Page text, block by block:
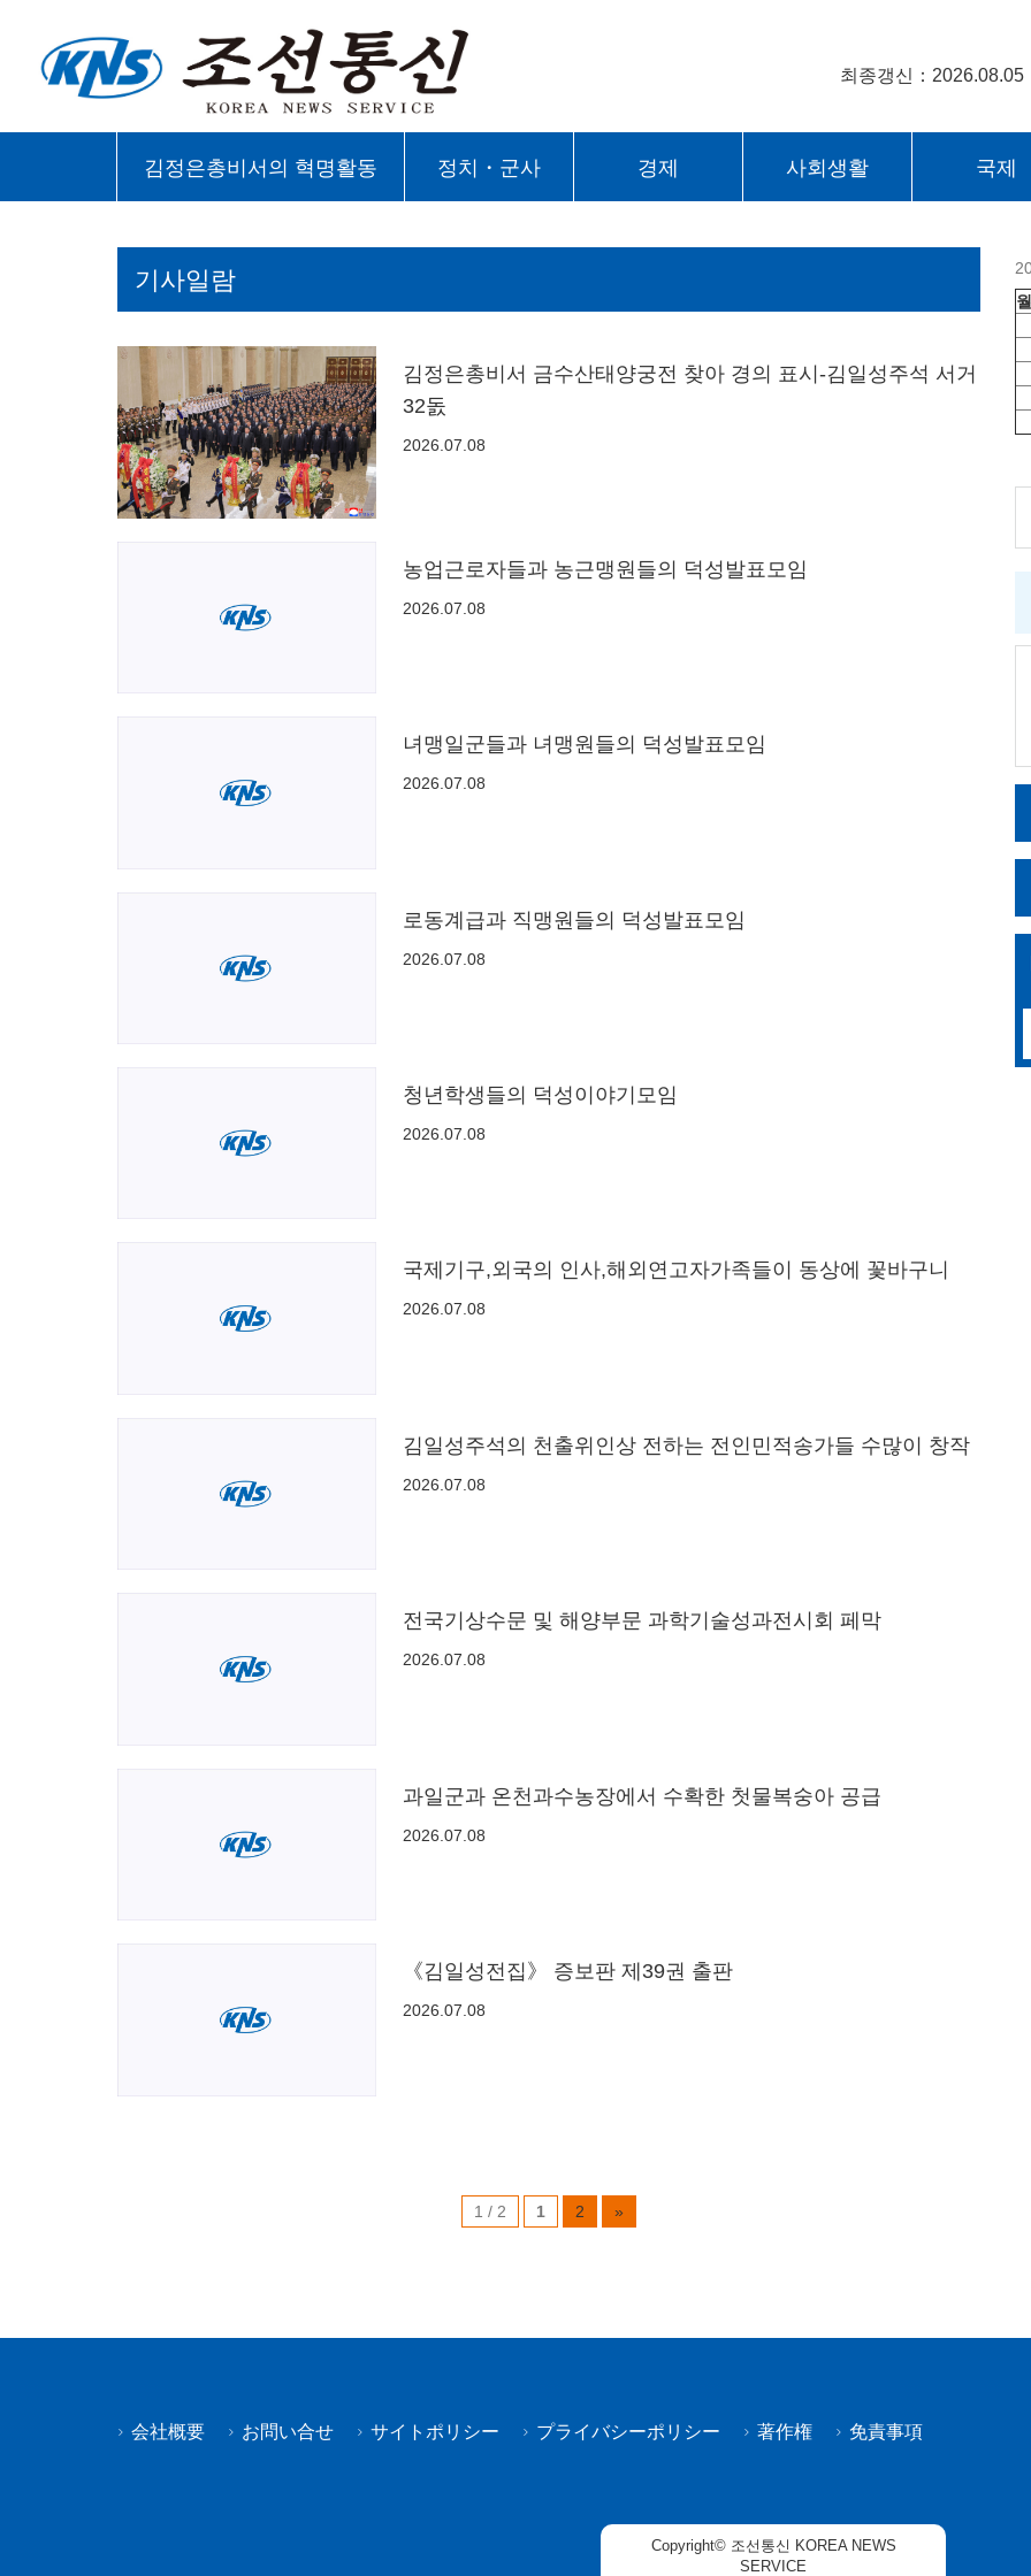
최종갱신：2026.08.05
김정은총비서의 혁명활동 정치・군사 경제 사회생활 국제
기사일람
김정은총비서 금수산태양궁전 찾아 경의 표시-김일성주석 서거
32돐
2026.07.08
농업근로자들과 농근맹원들의 덕성발표모임
2026.07.08
녀맹일군들과 녀맹원들의 덕성발표모임
2026.07.08
로동계급과 직맹원들의 덕성발표모임
2026.07.08
청년학생들의 덕성이야기모임
2026.07.08
국제기구,외국의 인사,해외연고자가족들이 동상에 꽃바구니
2026.07.08
김일성주석의 천출위인상 전하는 전인민적송가들 수많이 창작
2026.07.08
전국기상수문 및 해양부문 과학기술성과전시회 페막
2026.07.08
과일군과 온천과수농장에서 수확한 첫물복숭아 공급
2026.07.08
《김일성전집》 증보판 제39권 출판
2026.07.08
1 / 2 1 2 »
월
会社概要 お問い合せ サイトポリシー プライバシーポリシー 著作権 免責事項
Copyright© 조선통신 KOREA NEWS
SERVICE